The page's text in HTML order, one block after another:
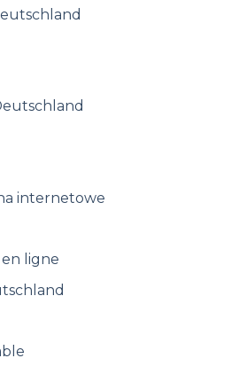
internetowe
ligne